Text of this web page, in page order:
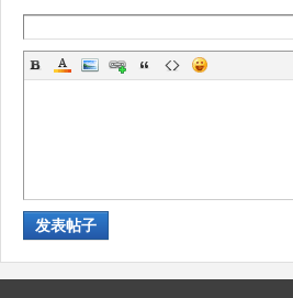
发表帖子